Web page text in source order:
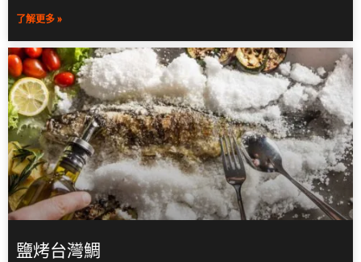
了解更多 »
鹽烤台灣鯛